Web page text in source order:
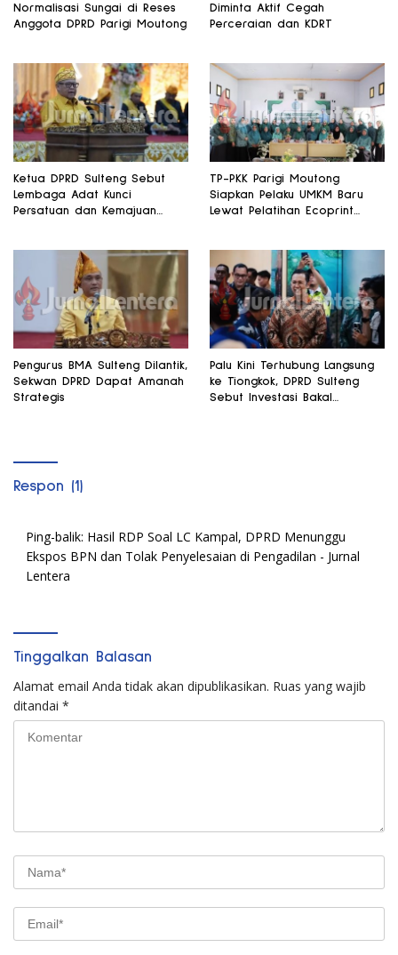
Normalisasi Sungai di Reses
Anggota DPRD Parigi Moutong
Diminta Aktif Cegah
Perceraian dan KDRT
Ketua DPRD Sulteng Sebut
Lembaga Adat Kunci
Persatuan dan Kemajuan
TP-PKK Parigi Moutong
Siapkan Pelaku UMKM Baru
Lewat Pelatihan Ecoprint
Pengurus BMA Sulteng Dilantik,
Sekwan DPRD Dapat Amanah
Strategis
Palu Kini Terhubung Langsung
ke Tiongkok, DPRD Sulteng
Sebut Investasi Bakal
Respon (1)
Ping-balik: Hasil RDP Soal LC Kampal, DPRD Menunggu
Ekspos BPN dan Tolak Penyelesaian di Pengadilan - Jurnal
Lentera
Tinggalkan Balasan
Alamat email Anda tidak akan dipublikasikan. Ruas yang wajib
ditandai *